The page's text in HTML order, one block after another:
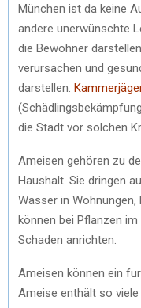
München ist da keine
andere unerwünschte
die Bewohner
verursachen und
darstellen.
die Stadt vor solchen
Ameisen gehören zu
Haushalt. Sie dringen
Wasser in
können bei Pflanzen
Schaden anrichten.
Ameisen können ein
Ameise enthält so